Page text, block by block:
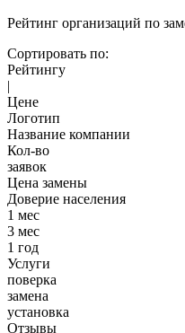
Рейтинг организаций по
Сортировать по:
Рейтингу
|
Цене
Логотип
Название компании
Кол-во
заявок
Цена замены
Доверие населения
1 мес
3 мес
1 год
Услуги
поверка
замена
установка
Отзывы